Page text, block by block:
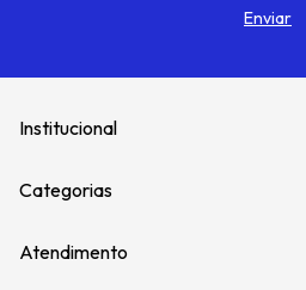
Institucional
Categorias
Atendimento